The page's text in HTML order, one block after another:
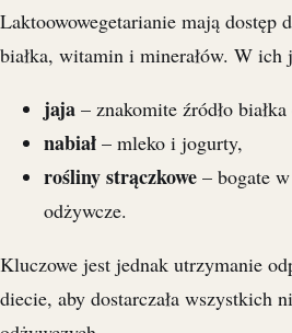
Laktoowowegetarianie mają dostęp
białka, witamin i minerałów. W ich
jaja – znakomite źródło
nabiał – mleko i jogurty,
rośliny strączkowe – bogate
odżywcze.
Kluczowe jest jednak utrzymanie
diecie, aby dostarczała wszystkich